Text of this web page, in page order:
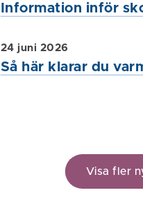
Information inför
Så här klarar du
24 juni 2026
Visa fler